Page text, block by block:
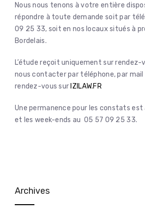
Nous nous tenons à votre entière
répondre à toute demande soit par
09 25 33, soit en nos locaux situés à
Bordelais.
L’étude reçoit uniquement sur rendez-
nous contacter par téléphone, par mail
rendez-vous sur IZILAW.FR
Une permanence pour les constats est
et les week-ends au 05 57 09 25 33.
Archives